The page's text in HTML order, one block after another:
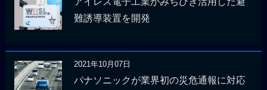
難誘導装置を開発
2021年10月07日
パナソニックが業界初の災危通報に対応